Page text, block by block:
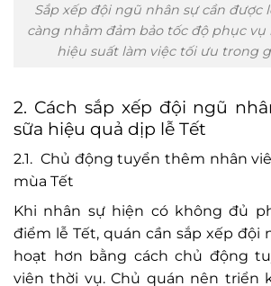
Sắp xếp đội ngũ nhân sự cần được
càng nhằm đảm bảo tốc độ phục vụ
hiệu suất làm việc tối ưu trong
2. Cách sắp xếp đội ngũ
sữa hiệu quả dịp lễ Tết
2.1. Chủ động tuyển thêm nhân
mùa Tết
Khi nhân sự hiện có không đủ
điểm lễ Tết, quán cần sắp xếp đội
hoạt hơn bằng cách chủ động
viên thời vụ. Chủ quán nên triển